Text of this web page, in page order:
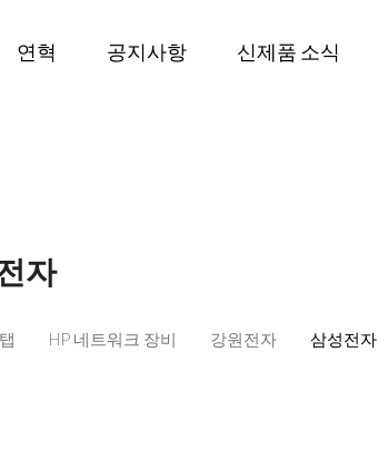
연혁 공지사항 신제품 소식
자
HP 네트워크 장비 강원전자 삼성전자